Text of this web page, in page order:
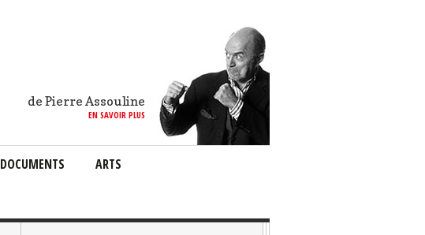
de Pierre Assouline
EN SAVOIR PLUS
DOCUMENTS ARTS